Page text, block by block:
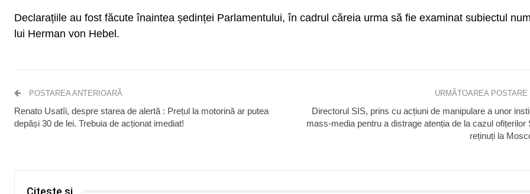
Declarațiile au fost făcute înaintea ședinței Parlamentului, în cadrul căreia urma să fie examinat subiectul
lui Herman von Hebel.
POSTAREA ANTERIOARĂ
Renato Usatîi, despre starea de alertă : Prețul la motorină ar putea
depăși 30 de lei. Trebuia de acționat imediat!
URMĂTOAREA POSTARE
Directorul SIS, prins cu acțiuni de manipulare a unor
mass-media pentru a distrage atenția de la cazul ofițerilor
reținuți la
Citește și